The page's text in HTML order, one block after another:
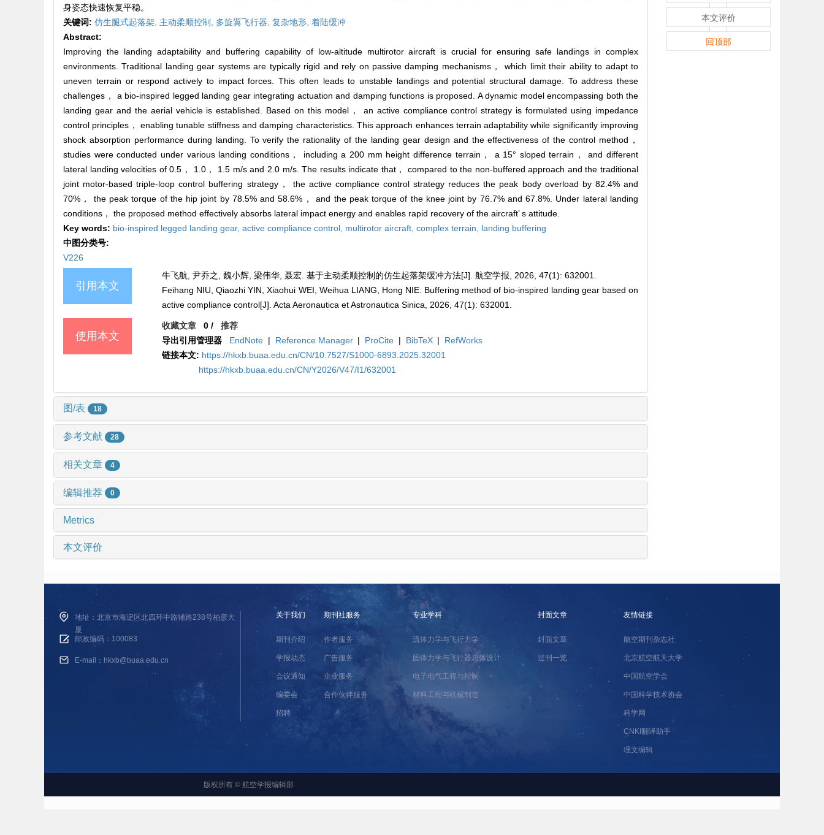
身姿态快速恢复平稳。
关键词: 仿生腿式起落架, 主动柔顺控制, 多旋翼飞行器, 复杂地形, 着陆缓冲
Abstract:
Improving the landing adaptability and buffering capability of low-altitude multirotor aircraft is crucial for ensuring safe landings in complex
environments. Traditional landing gear systems are typically rigid and rely on passive damping mechanisms， which limit their ability to adapt to
uneven terrain or respond actively to impact forces. This often leads to unstable landings and potential structural damage. To address these
challenges， a bio-inspired legged landing gear integrating actuation and damping functions is proposed. A dynamic model encompassing both the
landing gear and the aerial vehicle is established. Based on this model， an active compliance control strategy is formulated using impedance
control principles， enabling tunable stiffness and damping characteristics. This approach enhances terrain adaptability while significantly improving
shock absorption performance during landing. To verify the rationality of the landing gear design and the effectiveness of the control method，
studies were conducted under various landing conditions， including a 200 mm height difference terrain， a 15° sloped terrain， and different
lateral landing velocities of 0.5， 1.0， 1.5 m/s and 2.0 m/s. The results indicate that， compared to the non-buffered approach and the traditional
joint motor-based triple-loop control buffering strategy， the active compliance control strategy reduces the peak body overload by 82.4% and
70%， the peak torque of the hip joint by 78.5% and 58.6%， and the peak torque of the knee joint by 76.7% and 67.8%. Under lateral landing
conditions， the proposed method effectively absorbs lateral impact energy and enables rapid recovery of the aircraft’ s attitude.
Key words: bio-inspired legged landing gear, active compliance control, multirotor aircraft, complex terrain, landing buffering
中图分类号:
V226
引用本文
牛飞航, 尹乔之, 魏小辉, 梁伟华, 聂宏. 基于主动柔顺控制的仿生起落架缓冲方法[J]. 航空学报, 2026, 47(1): 632001.
Feihang NIU, Qiaozhi YIN, Xiaohui WEI, Weihua LIANG, Hong NIE. Buffering method of bio-inspired landing gear based on
active compliance control[J]. Acta Aeronautica et Astronautica Sinica, 2026, 47(1): 632001.
使用本文
收藏文章 0 /推荐
导出引用管理器
EndNote | Reference Manager | ProCite | BibTeX |
RefWorks
链接本文: https://hkxb.buaa.edu.cn/CN/10.7527/S1000-6893.2025.32001
https://hkxb.buaa.edu.cn/CN/Y2026/V47/I1/632001
图/表 18
参考文献 28
相关文章 4
编辑推荐 0
Metrics
本文评价
本文评价
回顶部
地址：北京市海淀区北四环中路辅路238号柏彦大
厦
邮政编码：100083
E-mail：hkxb@buaa.edu.cn
关于我们
期刊介绍
学报动态
会议通知
编委会
招聘
期刊社服务
作者服务
广告服务
企业服务
合作伙伴服务
专业学科
流体力学与飞行力学
固体力学与飞行器总体设计
电子电气工程与控制
材料工程与机械制造
封面文章
封面文章
过刊一览
友情链接
航空期刊杂志社
北京航空航天大学
中国航空学会
中国科学技术协会
科学网
CNKI翻译助手
理文编辑
版权所有 © 航空学报编辑部